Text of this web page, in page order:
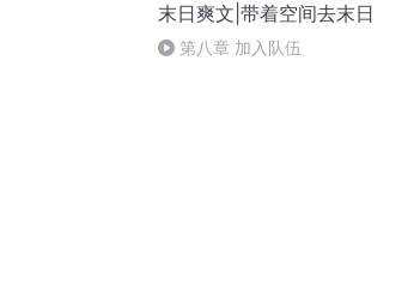
末日爽文|带着空间去末日
第八章 加入队伍